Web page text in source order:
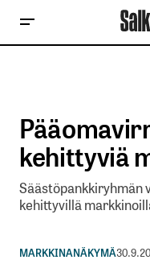
kehittyviä
Säästöpankkiryhmän
kehittyvillä
MARKKINANÄKYMÄ